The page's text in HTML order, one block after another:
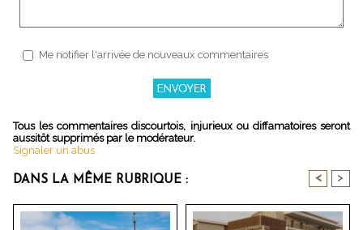
Me notifier l'arrivée de nouveaux commentaires
Tous les commentaires discourtois, injurieux ou diffamatoires seront
aussitôt supprimés par le modérateur.
Signaler un abus
DANS LA MÊME RUBRIQUE : < >